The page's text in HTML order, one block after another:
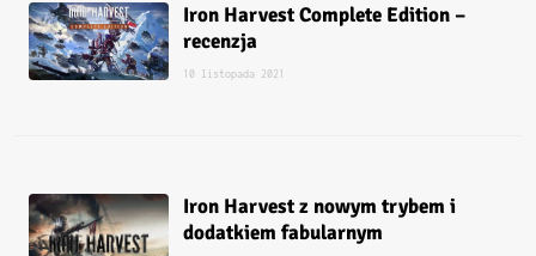
Iron Harvest Complete Edition –
recenzja
10 listopada 2021
Iron Harvest z nowym trybem i
dodatkiem fabularnym